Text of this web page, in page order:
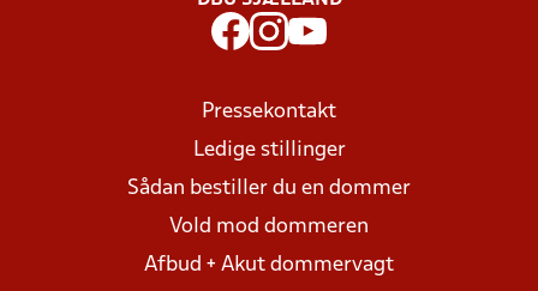
Pressekontakt
Ledige stillinger
Sådan bestiller du en dommer
Vold mod dommeren
Afbud + Akut dommervagt